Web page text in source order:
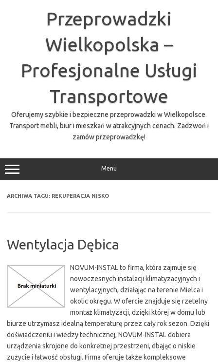
Przeprowadzki
Wielkopolska –
Profesjonalne Usługi
Transportowe
Oferujemy szybkie i bezpieczne przeprowadzki w Wielkopolsce.
Transport mebli, biur i mieszkań w atrakcyjnych cenach. Zadzwoń i
zamów przeprowadzkę!
Menu
ARCHIWA TAGU: REKUPERACJA NISKO
Wentylacja Dębica
NOVUM-INSTAL to firma, która zajmuje się
nowoczesnych instalacji klimatyzacyjnych i
wentylacyjnych, działając na terenie Mielca i
okolic okręgu. W ofercie znajduje się rzetelny
montaż klimatyzacji, dzięki której w domu lub
biurze utrzymasz idealną temperaturę przez cały rok sezon. Dzięki
doświadczeniu i wiedzy technicznej, NOVUM-INSTAL dobiera
urządzenia skrojone do konkretnej przestrzeni, dbając o niskie
zużycie i łatwość obsługi. Firma oferuje także kompleksowe